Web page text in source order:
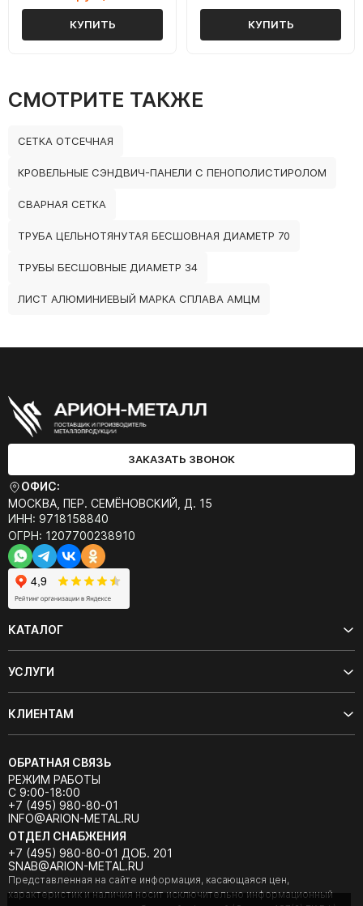
КУПИТЬ КУПИТЬ
СМОТРИТЕ ТАКЖЕ
СЕТКА ОТСЕЧНАЯ
КРОВЕЛЬНЫЕ СЭНДВИЧ-ПАНЕЛИ С ПЕНОПОЛИСТИРОЛОМ
СВАРНАЯ СЕТКА
ТРУБА ЦЕЛЬНОТЯНУТАЯ БЕСШОВНАЯ ДИАМЕТР 70
ТРУБЫ БЕСШОВНЫЕ ДИАМЕТР 34
ЛИСТ АЛЮМИНИЕВЫЙ МАРКА СПЛАВА АМЦМ
ЗАКАЗАТЬ ЗВОНОК
ОФИС:
МОСКВА, ПЕР. СЕМЁНОВСКИЙ, Д. 15
ИНН: 9718158840
ОГРН: 1207700238910
КАТАЛОГ
УСЛУГИ
КЛИЕНТАМ
ОБРАТНАЯ СВЯЗЬ
РЕЖИМ РАБОТЫ
С 9:00-18:00
+7 (495) 980-80-01
INFO@ARION-METAL.RU
ОТДЕЛ СНАБЖЕНИЯ
+7 (495) 980-80-01 ДОБ. 201
SNAB@ARION-METAL.RU
Представленная на сайте информация, касающаяся цен,
характеристик и наличия носит исключительно информационный